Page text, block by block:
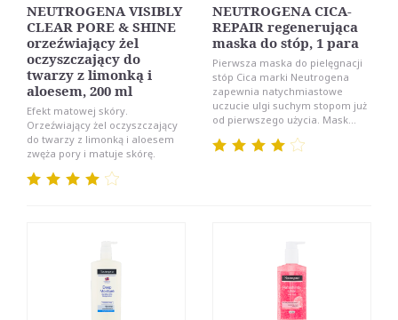
NEUTROGENA VISIBLY
CLEAR PORE & SHINE
orzeźwiający żel
oczyszczający do
twarzy z limonką i
aloesem, 200 ml
Efekt matowej skóry.
Orzeźwiający żel oczyszczający
do twarzy z limonką i aloesem
zwęża pory i matuje skórę.
NEUTROGENA CICA-
REPAIR regenerująca
maska do stóp, 1 para
Pierwsza maska do pielęgnacji
stóp Cica marki Neutrogena
zapewnia natychmiastowe
uczucie ulgi suchym stopom już
od pierwszego użycia. Mask...